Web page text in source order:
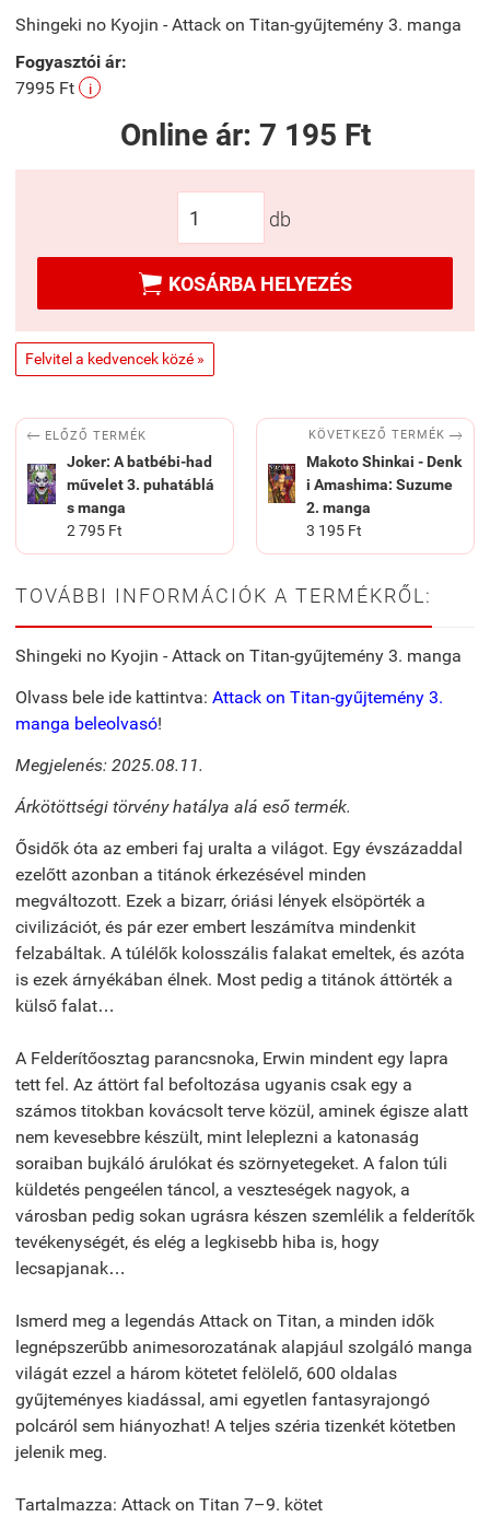
Shingeki no Kyojin - Attack on Titan-gyűjtemény 3. manga
Fogyasztói ár:
7995 Ft
i
Online ár: 7 195 Ft
db
 KOSÁRBA HELYEZÉS
Felvitel a kedvencek közé »
 ELŐZŐ TERMÉK
Joker: A batbébi-had
művelet 3. puhatáblá
s manga
2 795 Ft
KÖVETKEZŐ TERMÉK 
Makoto Shinkai - Denk
i Amashima: Suzume
2. manga
3 195 Ft
TOVÁBBI INFORMÁCIÓK A TERMÉKRŐL:
Shingeki no Kyojin - Attack on Titan-gyűjtemény 3. manga
Olvass bele ide kattintva: Attack on Titan-gyűjtemény 3.
manga beleolvasó!
Megjelenés: 2025.08.11.
Árkötöttségi törvény hatálya alá eső termék.
Ősidők óta az emberi faj uralta a világot. Egy évszázaddal
ezelőtt azonban a titánok érkezésével minden
megváltozott. Ezek a bizarr, óriási lények elsöpörték a
civilizációt, és pár ezer embert leszámítva mindenkit
felzabáltak. A túlélők kolosszális falakat emeltek, és azóta
is ezek árnyékában élnek. Most pedig a titánok áttörték a
külső falat…
A Felderítőosztag parancsnoka, Erwin mindent egy lapra
tett fel. Az áttört fal befoltozása ugyanis csak egy a
számos titokban kovácsolt terve közül, aminek égisze alatt
nem kevesebbre készült, mint leleplezni a katonaság
soraiban bujkáló árulókat és szörnyetegeket. A falon túli
küldetés pengeélen táncol, a veszteségek nagyok, a
városban pedig sokan ugrásra készen szemlélik a felderítők
tevékenységét, és elég a legkisebb hiba is, hogy
lecsapjanak…
Ismerd meg a legendás Attack on Titan, a minden idők
legnépszerűbb animesorozatának alapjául szolgáló manga
világát ezzel a három kötetet felölelő, 600 oldalas
gyűjteményes kiadással, ami egyetlen fantasyrajongó
polcáról sem hiányozhat! A teljes széria tizenkét kötetben
jelenik meg.
Tartalmazza: Attack on Titan 7–9. kötet